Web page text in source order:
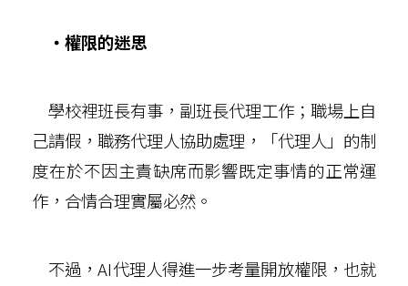
‧權限的迷思
學校裡班長有事，副班長代理工作；職場上自
己請假，職務代理人協助處理，「代理人」的制
度在於不因主責缺席而影響既定事情的正常運
作，合情合理實屬必然。
不過，AI代理人得進一步考量開放權限，也就